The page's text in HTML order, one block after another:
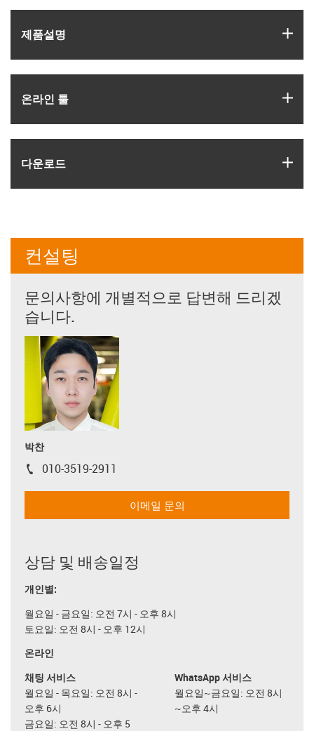
제품­설명
온라인 툴
다운로드
컨설팅
문의사항에 개별적으로 답변해 드리겠
습니다.
박찬
igus-icon-phone
010-3519-2911
이메일 문의
상담 및 배송일정
개인별:
월요일 - 금요일: 오전 7시 - 오후 8시
토요일: 오전 8시 - 오후 12시
온라인
채팅 서비스
월요일 - 목요일: 오전 8시 -
오후 6시
금요일: 오전 8시 - 오후 5
WhatsApp 서비스
월요일~금요일: 오전 8시
~오후 4시